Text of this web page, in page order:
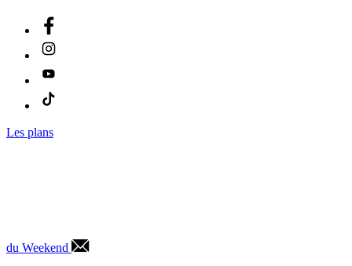
Les plans
du Weekend